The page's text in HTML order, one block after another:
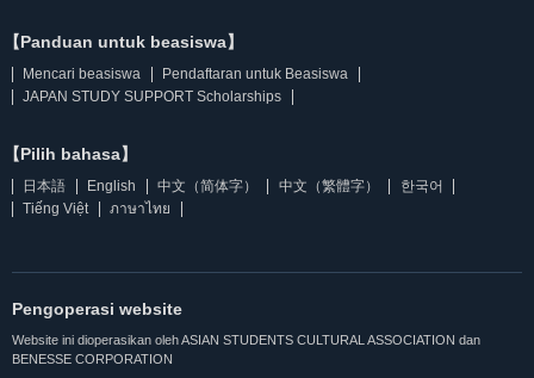
【Panduan untuk beasiswa】
Mencari beasiswa
Pendaftaran untuk Beasiswa
JAPAN STUDY SUPPORT Scholarships
【Pilih bahasa】
日本語 English 中文（简体字） 中文（繁體字）
한국어
Tiếng Việt
ภาษาไทย
Pengoperasi website
Website ini dioperasikan oleh ASIAN STUDENTS CULTURAL ASSOCIATION dan
BENESSE CORPORATION